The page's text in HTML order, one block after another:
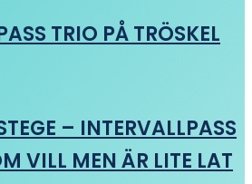
TRIO PÅ TRÖSKEL
– INTERVALLPASS
VILL MEN ÄR LITE LAT